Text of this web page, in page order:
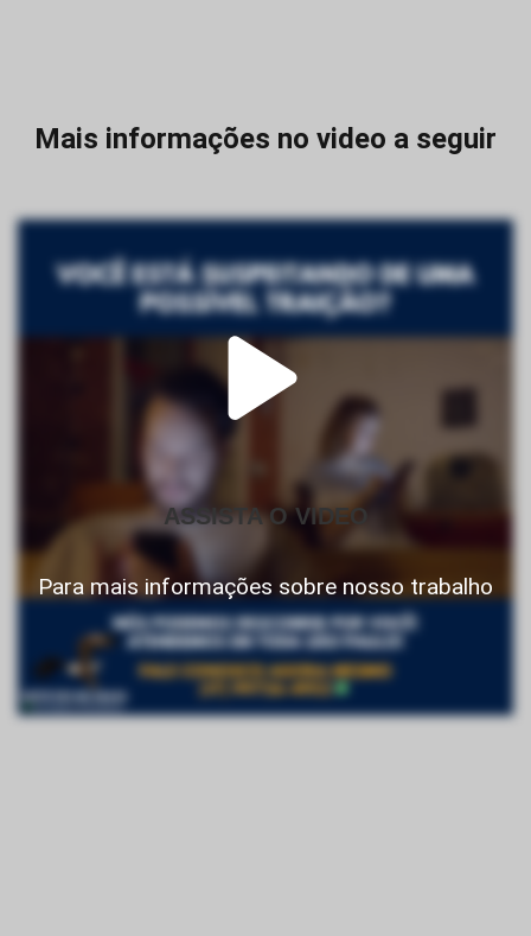
Mais informações no video a seguir
ASSISTA O VIDEO
Para mais informações sobre nosso trabalho